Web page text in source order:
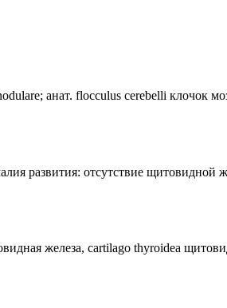
анат. flocculus cerebelli клочок
развития: отсутствие
железа, cartilago thyroidea